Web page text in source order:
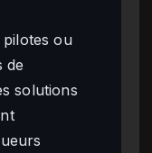
ou
de
solutions